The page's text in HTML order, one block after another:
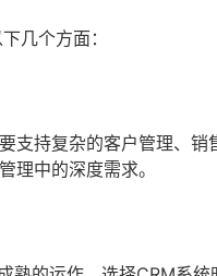
几个方面：
支持复杂的客户管理、
理中的深度需求。